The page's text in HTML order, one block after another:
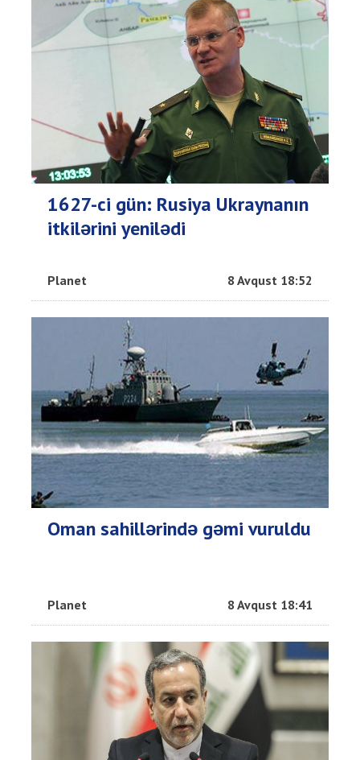
1627-ci gün: Rusiya Ukraynanın
itkilərini yenilədi
Planet 8 Avqust 18:52
Oman sahillərində gəmi vuruldu
Planet 8 Avqust 18:41